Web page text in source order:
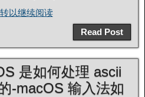
以继续阅读
Read Post
是如何处理 ascii
-macOS 输入法如